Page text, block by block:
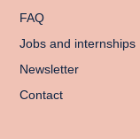
FAQ
Jobs and internships
Newsletter
Contact